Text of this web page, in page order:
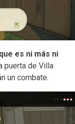
es ni más ni
puerta de Villa
un combate.